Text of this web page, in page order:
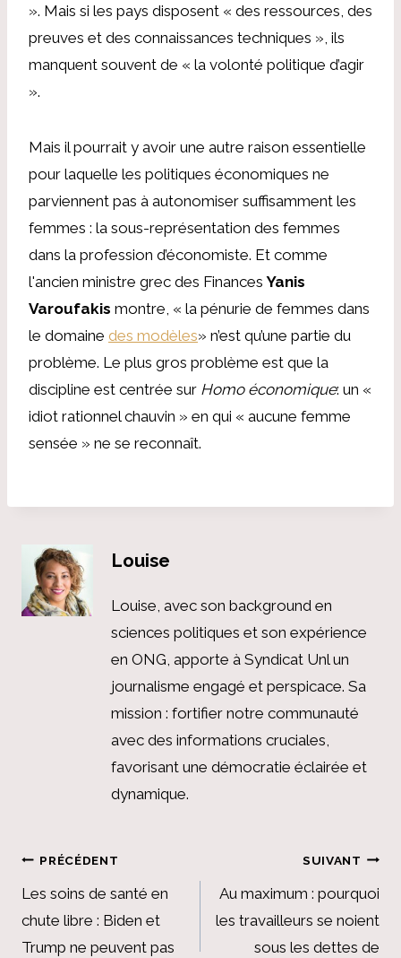
». Mais si les pays disposent « des ressources, des
preuves et des connaissances techniques », ils
manquent souvent de « la volonté politique d’agir
».
Mais il pourrait y avoir une autre raison essentielle
pour laquelle les politiques économiques ne
parviennent pas à autonomiser suffisamment les
femmes : la sous-représentation des femmes
dans la profession d’économiste. Et comme
l'ancien ministre grec des FinancesYanis
Varoufakis montre, « la pénurie de femmes dans
le domaine des modèles» n’est qu’une partie du
problème. Le plus gros problème est que la
discipline est centrée sur Homo économique: un «
idiot rationnel chauvin » en qui « aucune femme
sensée » ne se reconnaît.
Louise
Louise, avec son background en
sciences politiques et son expérience
en ONG, apporte à Syndicat Unl un
journalisme engagé et perspicace. Sa
mission : fortifier notre communauté
avec des informations cruciales,
favorisant une démocratie éclairée et
dynamique.
Navigation
de
l’article
PRÉCÉDENT
Les soins de santé en
chute libre : Biden et
Trump ne peuvent pas
SUIVANT
Au maximum : pourquoi
les travailleurs se noient
sous les dettes de